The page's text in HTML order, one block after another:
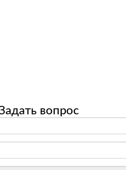
вопрос